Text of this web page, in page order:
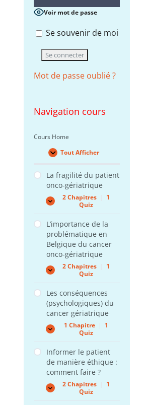
Voir mot de passe
Se souvenir de moi
Mot de passe oublié ?
Navigation cours
Cours Home
Tout Afficher
Leçons
La fragilité du patient
onco-gériatrique
Expand
La
patient
onco-
gériatrique
2 Chapitres
1
Quiz
L’importance de la
problématique en
Belgique du cancer
onco-gériatrique
Expand
L’importance
problématique
en
Belgique
du
cancer
onco-
2 Chapitres
1
Quiz
Les conséquences
(psychologiques) du
cancer gériatrique
Expand
Les
du
cancer
gériatrique
1 Chapitre
1
Quiz
Informer le patient
de manière éthique :
comment faire ?
Expand
Informer
2 Chapitres
1
Quiz